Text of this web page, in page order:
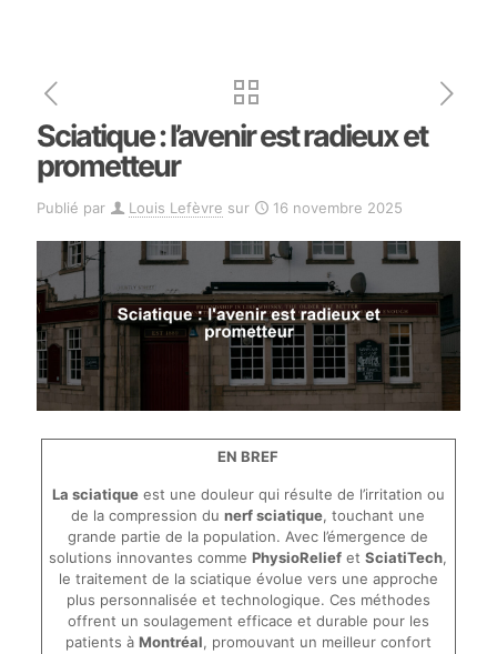
Sciatique : l’avenir est radieux et
prometteur
Publié par Louis Lefèvre sur 16 novembre 2025
EN BREF
La sciatiqueest une douleur qui résulte de l’irritation ou
de la compression dunerf sciatique, touchant une
grande partie de la population. Avec l’émergence de
solutions innovantes commePhysioRelief etSciatiTech,
le traitement de la sciatique évolue vers une approche
plus personnalisée et technologique. Ces méthodes
offrent un soulagement efficace et durable pour les
patients à Montréal, promouvant un meilleur confort